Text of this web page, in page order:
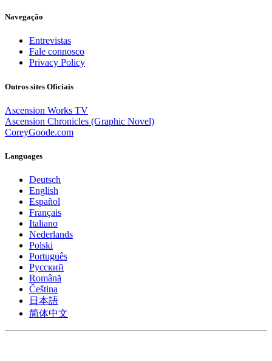
Navegação
Entrevistas
Fale connosco
Privacy Policy
Outros sites Oficiais
Ascension Works TV
Ascension Chronicles (Graphic Novel)
CoreyGoode.com
Languages
Deutsch
English
Español
Français
Italiano
Nederlands
Polski
Português
Pусский
Română
Čeština
日本語
简体中文